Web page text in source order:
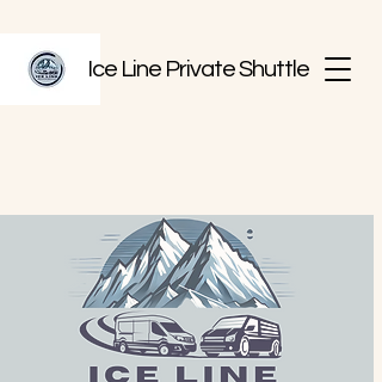
Ice Line Private Shuttle